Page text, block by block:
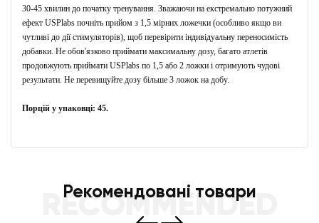
30-45 хвилин до початку тренування. Зважаючи на екстремально потужний
ефект USPlabs почніть прийом з 1,5 мірних ложечки (особливо якщо ви
чутливі до дії стимуляторів), щоб перевірити індивідуальну переносимість
добавки. Не обов'язково приймати максимальну дозу, багато атлетів
продовжують приймати USPlabs по 1,5 або 2 ложки і отримують чудові
результати. Не перевищуйте дозу більше 3 ложок на добу.
Порцій у упаковці: 45.
RECOMMENDED
Рекомендовані товари